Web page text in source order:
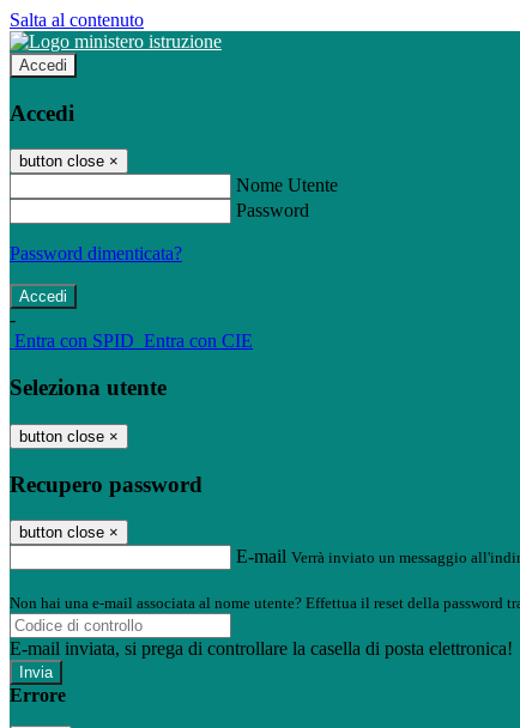
Salta al contenuto
Accedi
Accedi
button close ×
Nome Utente
Password
Password dimenticata?
-
Entra con SPID Entra con CIE
Seleziona utente
button close ×
Recupero password
button close ×
E-mail Verrà inviato un messaggio
Non hai una e-mail associata al nome utente? Effettua il reset della password
E-mail inviata, si prega di controllare la casella di posta elettronica!
Errore